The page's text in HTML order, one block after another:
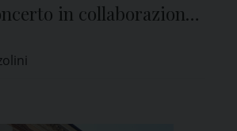
in collaborazione